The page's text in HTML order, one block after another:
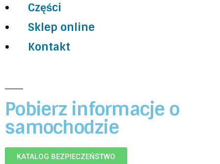
Części
Sklep online
Kontakt
Pobierz informacje o
samochodzie
KATALOG BEZPIECZEŃSTWO